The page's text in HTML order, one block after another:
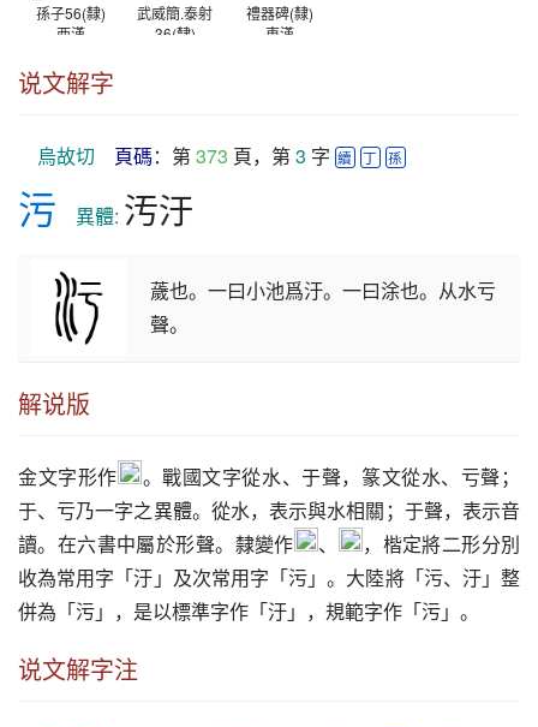
孫子56(隸)
西漢
武威簡.泰射
36(隸)
禮器碑(隸)
東漢
说文解字
烏故切 頁碼：第 373 頁，第 3 字 續 丁 孫
污 異體: 汚汙
薉也。一曰小池爲汙。一曰涂也。从水亏
聲。
解说版
金文字形作
。戰國文字從水、于聲，篆文從水、亏聲；
于、亏乃一字之異體。從水，表示與水相關；于聲，表示音
讀。在六書中屬於形聲。隸變作
、
，楷定將二形分別
收為常用字「汙」及次常用字「污」。大陸將「污、汙」整
併為「污」，是以標準字作「汙」，規範字作「污」。
说文解字注